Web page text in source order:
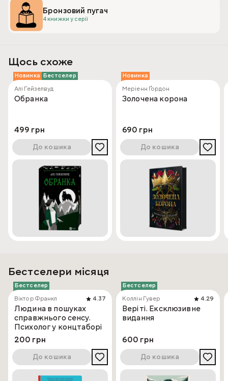
Бронзовий пугач
4 книжки у серії
Щось схоже
Новинка Бестселер
Алі Гейзелвуд
Обранка
499 грн
До кошика
Новинка
Меріенн Ґордон
Золочена корона
690 грн
До кошика
Бестселери місяця
Бестселер
Віктор Франкл
4.37
Людина в пошуках
справжнього сенсу.
Психолог у концтаборі
200 грн
До кошика
Бестселер
Коллін Гувер
4.29
Веріті. Ексклюзивне
видання
600 грн
До кошика